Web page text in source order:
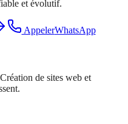
et évolutif.
AppelerWhatsApp
de sites web et